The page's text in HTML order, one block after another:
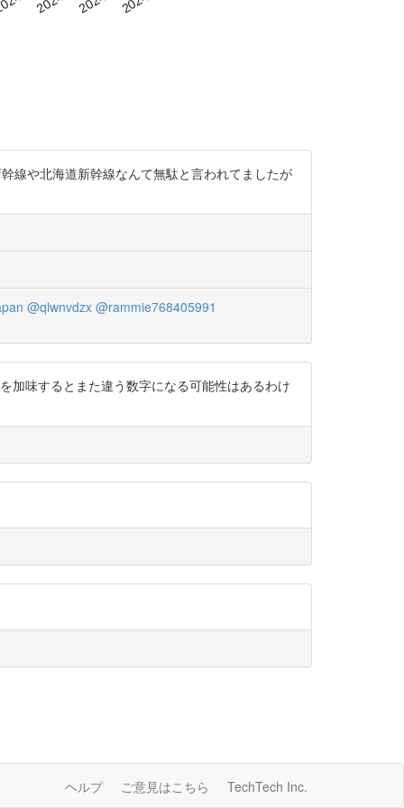
線や北海道新幹線なんて無駄と言われてましたが
@qlwnvdzx @rammie768405991
加味するとまた違う数字になる可能性はあるわけ
ヘルプ ご意見はこちら TechTech Inc.